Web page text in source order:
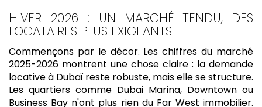
HIVER 2026 : UN MARCHÉ TENDU, DES
LOCATAIRES PLUS EXIGEANTS
Commençons par le décor. Les chiffres du marché
2025-2026 montrent une chose claire : la demande
locative à Dubaï reste robuste, mais elle se structure.
Les quartiers comme Dubai Marina, Downtown ou
Business Bay n'ont plus rien du Far West immobilier.